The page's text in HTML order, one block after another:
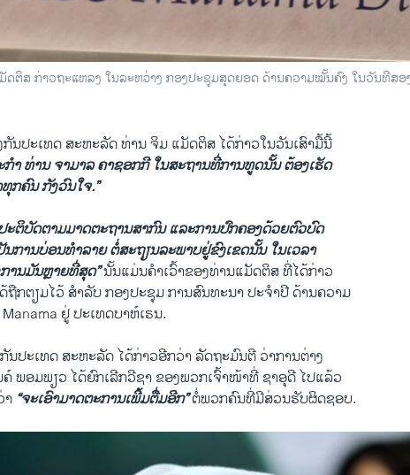
ຕິສ ກ່າວຖະແຫລງ ໃນລະຫວ່າງ ກອງປະຊຸມສຸດຍອດ ດ້ານຄວາມໝັ້ນຄົງ ໃນວັນທີສອ
ນປະເທດ ສະຫະລັດ ທ່ານ ຈິມ ແມັດຕິສ ໄດ້ກ່າວໃນວັນເສົາມື້ນີ້
ກຳ ທ່ານ ຈາມາລ ຄາຊອກກີ ໃນສະຖານທີ່ການທູດນັ້ນ ຕ້ອງເຮັດ
ກຄົນ ກັງວົນໃຈ.”
ະຕິບັດຕາມມາດຕະຖານສາກົນ ແລະການ​ປົກ​ຄອງ​ດ້ວຍຕົວບົດ
ການບ່ອນທຳລາຍ ຕໍ່ສະຖຽນລະພາບຢູ່ຂົງເຂດນັ້ນ ໃນເວລາ
ານມັນຫຼາຍທີ່ສຸດ”ນັ້ນແມ່ນຄຳເວົ້າຂອງທ່ານແມັດຕິສ ທີ່ໄດ້ກ່າວ
ຖືກຕຽມໄວ້ ສຳລັບ ກອງປະຊຸມ ການສົນທະນາ ປະຈຳປີ ດ້ານຄວາມ
ຢູ່ ປະເທດບາຫ໌ເຣນ.
ນປະເທດ ສະ​ຫະ​ລັດ ໄດ້ກ່າວອີກວ່າ ລັດຖະມົນຕີ ວ່າການຕ່າງ
ພອມພຽວ ໄດ້ຍົກເລີກວີຊາ ຂອງພວກເຈົ້າໜ້າທີ່ ຊາອຸດີ ໄປແລ້ວ
“ຈະເອົາມາດຕະການເພີ້ມຕື່ມອີກ”ຕໍ່ພວກຄົນທີ່ມີສ່ວນຮັບຜິດຊອບ.